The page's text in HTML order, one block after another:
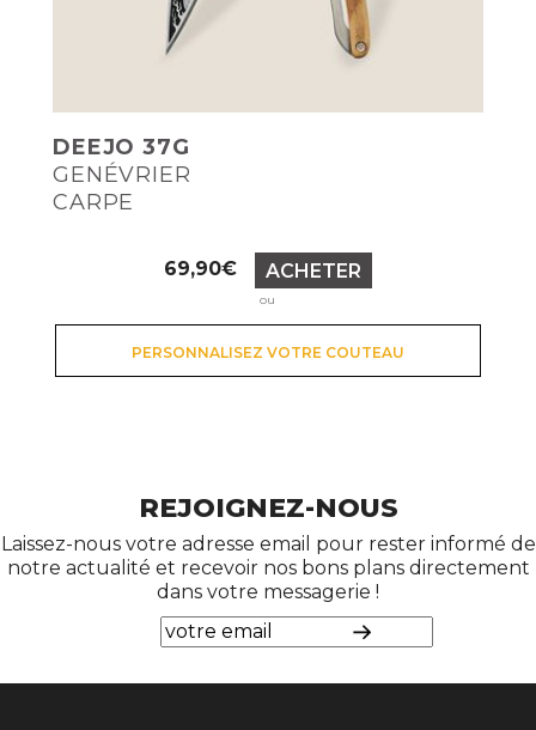
DEEJO 37G
GENÉVRIER
CARPE
Prix
69,90€ ACHETER
ou
PERSONNALISEZ VOTRE COUTEAU
REJOIGNEZ-NOUS
Laissez-nous votre adresse email pour rester informé de
notre actualité et recevoir nos bons plans directement
dans votre messagerie !